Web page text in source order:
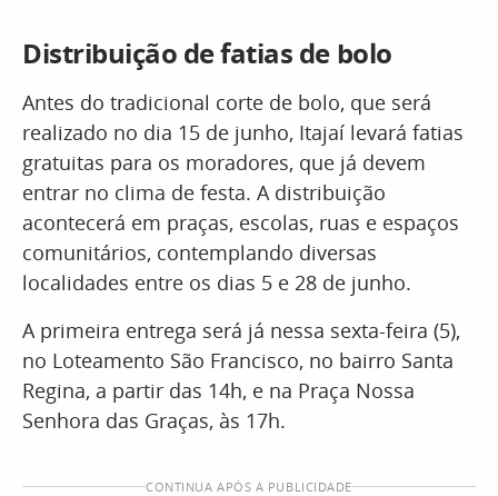
Distribuição de fatias de bolo
Antes do tradicional corte de bolo, que será
realizado no dia 15 de junho, Itajaí levará fatias
gratuitas para os moradores, que já devem
entrar no clima de festa. A distribuição
acontecerá em praças, escolas, ruas e espaços
comunitários, contemplando diversas
localidades entre os dias 5 e 28 de junho.
A primeira entrega será já nessa sexta-feira (5),
no Loteamento São Francisco, no bairro Santa
Regina, a partir das 14h, e na Praça Nossa
Senhora das Graças, às 17h.
CONTINUA APÓS A PUBLICIDADE